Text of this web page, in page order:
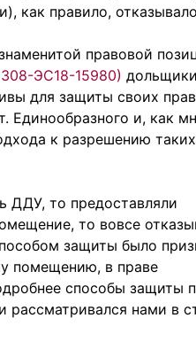
как правило,
правовой
ЭС18-15980)
для защиты своих
Единообразного и, как
к разрешению таких
ДДУ, то предоставляли
то вовсе
защиты было
помещению, в праве
способы защиты
нами в